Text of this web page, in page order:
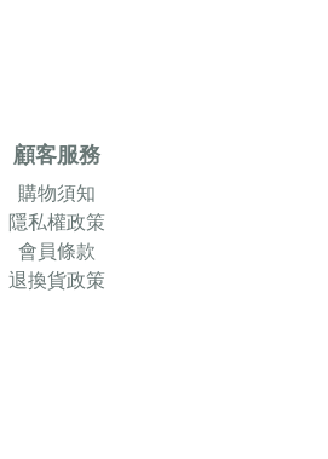
顧客服務
購物須知
隱私權政策
會員條款
退換貨政策